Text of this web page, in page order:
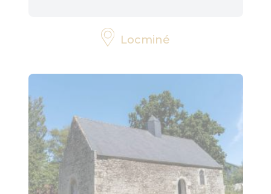
Locminé